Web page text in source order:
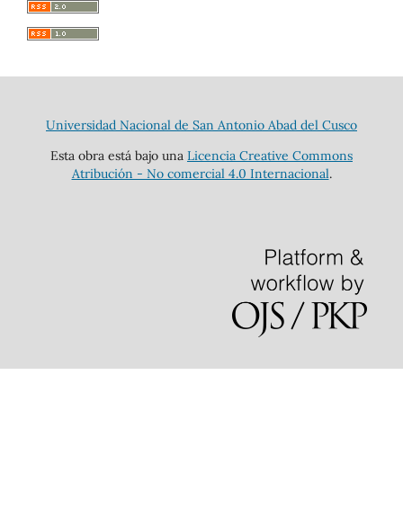
Universidad Nacional de San Antonio Abad del Cusco
Esta obra está bajo una Licencia Creative Commons
Atribución - No comercial 4.0 Internacional.